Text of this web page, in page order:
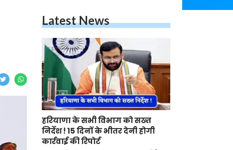
Latest News
हरियाणा के सभी विभाग को सख्त
निर्देश ! 15 दिनों के भीतर देनी होगी
कार्रवाई की रिपोर्ट